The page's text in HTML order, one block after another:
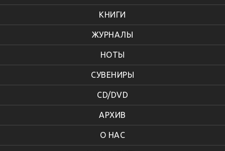
КНИГИ
ЖУРНАЛЫ
НОТЫ
СУВЕНИРЫ
CD/DVD
АРХИВ
О НАС